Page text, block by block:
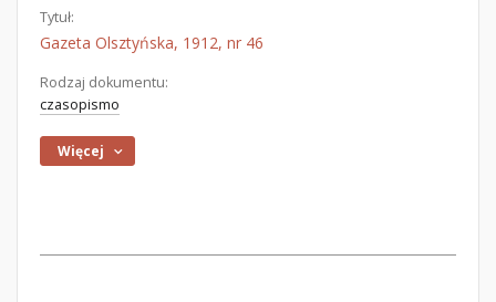
Tytuł:
Gazeta Olsztyńska, 1912, nr 46
Rodzaj dokumentu:
czasopismo
Więcej